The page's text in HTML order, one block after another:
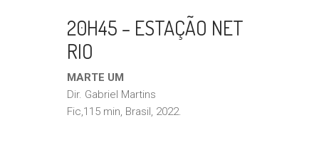
20H45 – ESTAÇÃO NET
RIO
MARTE UM
Dir. Gabriel Martins
Fic,115 min, Brasil, 2022.